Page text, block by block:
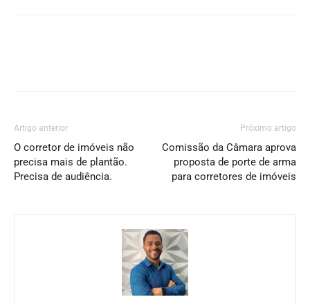
Artigo anterior
O corretor de imóveis não
precisa mais de plantão.
Precisa de audiência.
Próximo artigo
Comissão da Câmara aprova
proposta de porte de arma
para corretores de imóveis